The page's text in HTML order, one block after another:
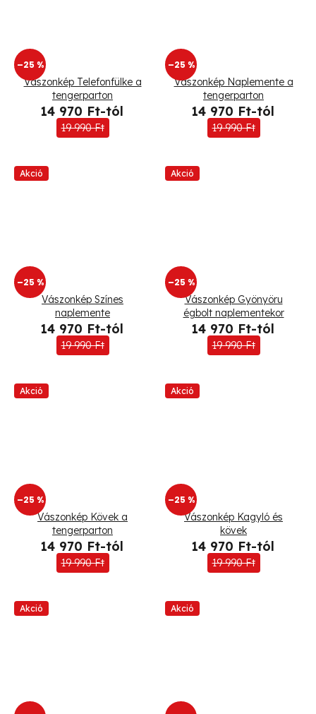
–25 %
Vászonkép Telefonfülke a
tengerparton
14 970 Ft-tól
19 990 Ft
–25 %
Vászonkép Naplemente a
tengerparton
14 970 Ft-tól
19 990 Ft
Akció
–25 %
Vászonkép Színes
naplemente
14 970 Ft-tól
19 990 Ft
Akció
–25 %
Vászonkép Gyönyöru
égbolt naplementekor
14 970 Ft-tól
19 990 Ft
Akció
–25 %
Vászonkép Kövek a
tengerparton
14 970 Ft-tól
19 990 Ft
Akció
–25 %
Vászonkép Kagyló és
kövek
14 970 Ft-tól
19 990 Ft
Akció Akció